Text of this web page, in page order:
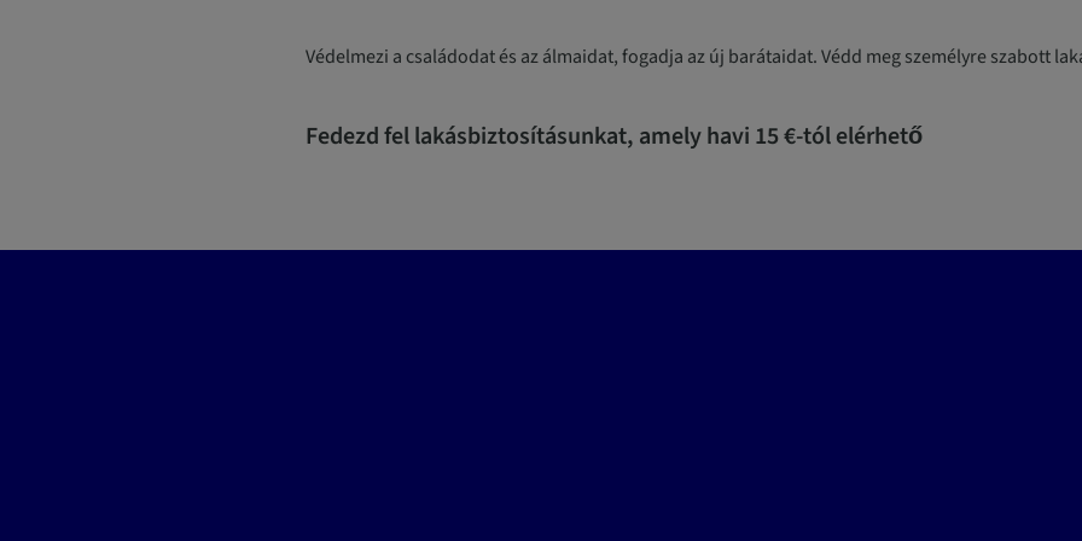
Védelmezi a családodat és az álmaidat, fogadja az új barátaidat. Védd meg személyre szabott
Fedezd fel lakásbiztosításunkat, amely havi 15 €-tól elérhető